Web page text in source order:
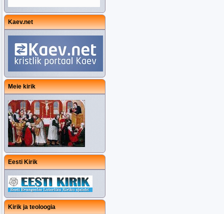
Kaev.net
Meie kirik
Eesti Kirik
Kirik ja teoloogia